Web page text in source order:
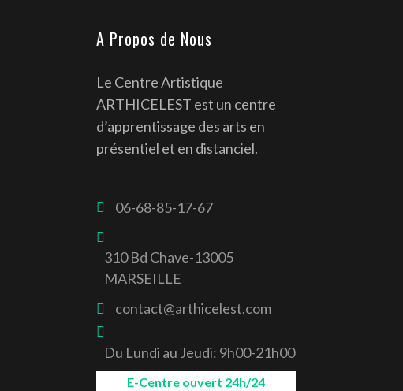
A Propos de Nous
Le Centre Artistique
ARTHICELEST est un centre
d’apprentissage des arts en
présentiel et en distanciel.
06-68-85-17-67
310 Bd Chave-13005
MARSEILLE
contact@arthicelest.com
Du Lundi au Jeudi: 9h00-21h00
E-Centre ouvert 24h/24